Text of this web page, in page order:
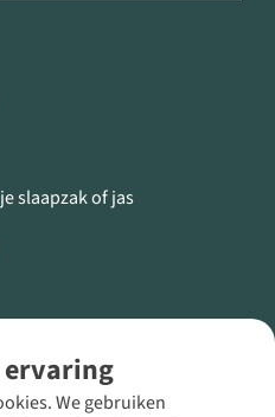
ervaring
We gebruiken
slaapzak of jas